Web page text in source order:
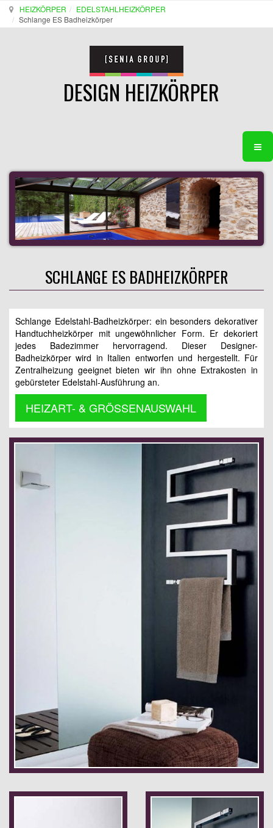
HEIZKÖRPER
EDELSTAHLHEIZKÖRPER
Schlange ES Badheizkörper
DESIGN HEIZKÖRPER
SCHLANGE ES BADHEIZKÖRPER
Schlange Edelstahl-Badheizkörper: ein besonders dekorativer
Handtuchheizkörper mit ungewöhnlicher Form. Er dekoriert
jedes Badezimmer hervorragend. Dieser Designer-
Badheizkörper wird in Italien entworfen und hergestellt. Für
Zentralheizung geeignet bieten wir ihn ohne Extrakosten in
gebürsteter Edelstahl-Ausführung an.
HEIZART- & GRÖSSENAUSWAHL